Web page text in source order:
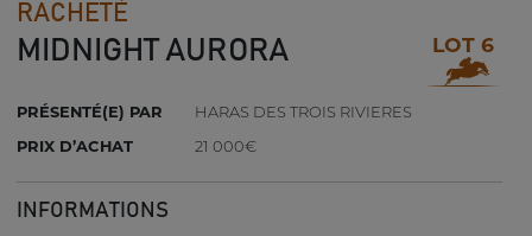
RACHETÉ
MIDNIGHT AURORA LOT 6
PRÉSENTÉ(E) PAR
HARAS DES TROIS RIVIERES
PRIX D’ACHAT
21 000€
INFORMATIONS